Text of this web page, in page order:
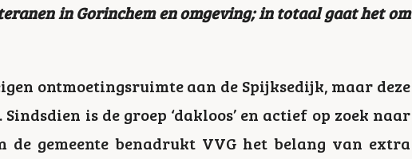
in Gorinchem en omgeving; in totaal gaat het om
ontmoetingsruimte aan de Spijksedijk, maar deze
is de groep ‘dakloos’ en actief op zoek naar
gemeente benadrukt VVG het belang van extra